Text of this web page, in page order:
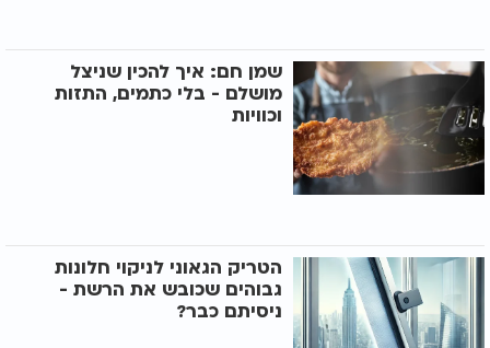
שמן חם: איך להכין שניצל
מושלם - בלי כתמים, התזות
וכוויות
הטריק הגאוני לניקוי חלונות
גבוהים שכובש את הרשת -
ניסיתם כבר?